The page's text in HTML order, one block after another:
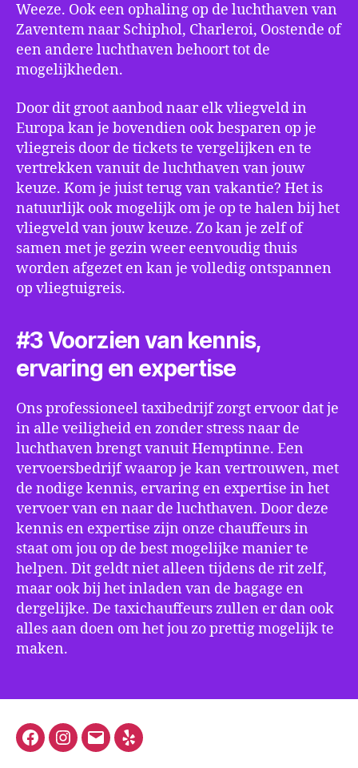
Weeze. Ook een ophaling op de luchthaven van
Zaventem naar Schiphol, Charleroi, Oostende of
een andere luchthaven behoort tot de
mogelijkheden.
Door dit groot aanbod naar elk vliegveld in
Europa kan je bovendien ook besparen op je
vliegreis door de tickets te vergelijken en te
vertrekken vanuit de luchthaven van jouw
keuze. Kom je juist terug van vakantie? Het is
natuurlijk ook mogelijk om je op te halen bij het
vliegveld van jouw keuze. Zo kan je zelf of
samen met je gezin weer eenvoudig thuis
worden afgezet en kan je volledig ontspannen
op vliegtuigreis.
#3 Voorzien van kennis,
ervaring en expertise
Ons professioneel taxibedrijf zorgt ervoor dat je
in alle veiligheid en zonder stress naar de
luchthaven brengt vanuit Hemptinne. Een
vervoersbedrijf waarop je kan vertrouwen, met
de nodige kennis, ervaring en expertise in het
vervoer van en naar de luchthaven. Door deze
kennis en expertise zijn onze chauffeurs in
staat om jou op de best mogelijke manier te
helpen. Dit geldt niet alleen tijdens de rit zelf,
maar ook bij het inladen van de bagage en
dergelijke. De taxichauffeurs zullen er dan ook
alles aan doen om het jou zo prettig mogelijk te
maken.
FacebookInstagram
E-
Yelp